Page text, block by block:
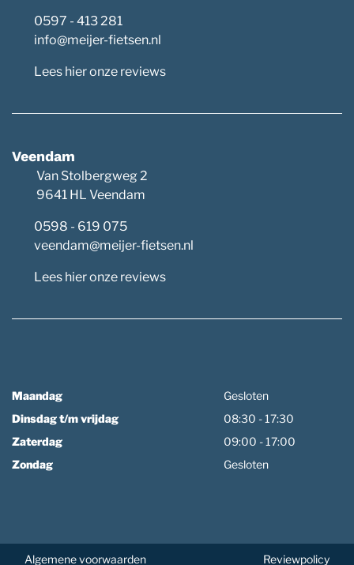
0597 - 413 281
info@meijer-fietsen.nl
Lees hier onze reviews
Veendam
Van Stolbergweg 2
9641 HL Veendam
0598 - 619 075
veendam@meijer-fietsen.nl
Lees hier onze reviews
Maandag
Gesloten
Dinsdag t/m vrijdag
08:30 - 17:30
Zaterdag
09:00 - 17:00
Zondag
Gesloten
Algemene voorwaarden Reviewpolicy